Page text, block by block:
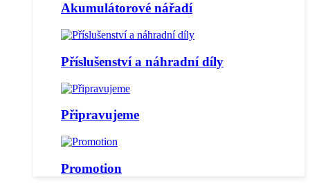
Akumulátorové nářadí
Příslušenství a náhradní díly
Připravujeme
Promotion